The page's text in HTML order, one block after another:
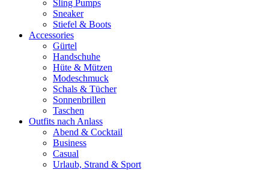
Sling Pumps
Sneaker
Stiefel & Boots
Accessories
Gürtel
Handschuhe
Hüte & Mützen
Modeschmuck
Schals & Tücher
Sonnenbrillen
Taschen
Outfits nach Anlass
Abend & Cocktail
Business
Casual
Urlaub, Strand & Sport